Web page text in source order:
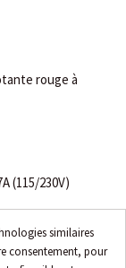
similaires
consentement, pour
rouge à
(115/230V)